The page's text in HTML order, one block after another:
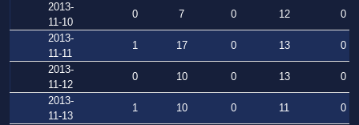
2013-
11-10
0 7 0 12
0
2013-
11-11
1 17 0 13
0
2013-
11-12
0 10 0 13
0
2013-
11-13
1 10 0 11
0